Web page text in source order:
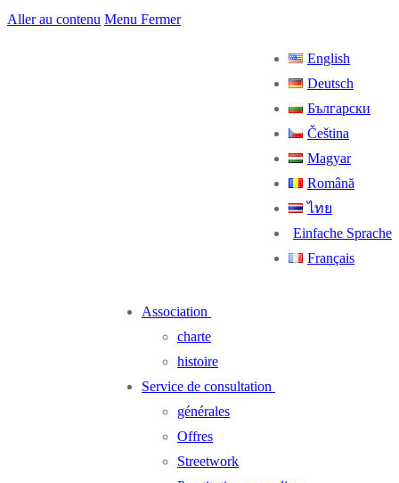
Aller au contenu Menu Fermer
English
Deutsch
Български
Čeština
Magyar
Română
ไทย
Einfache Sprache
Français
Association
charte
histoire
Service de consultation
générales
Offres
Streetwork